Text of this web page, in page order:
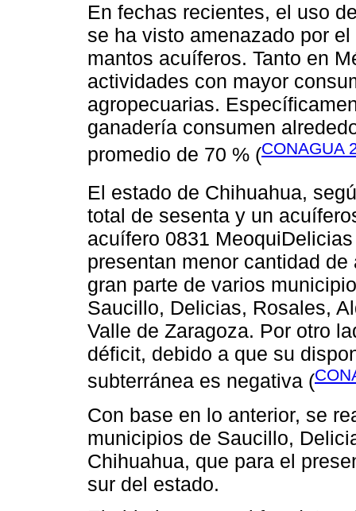
En fechas recientes, el uso
se ha visto amenazado por
mantos acuíferos. Tanto en
actividades con mayor
agropecuarias.
ganadería consumen
promedio de 70 % (CONAGUA
El estado de Chihuahua,
total de sesenta y un
acuífero 0831
presentan menor cantidad
gran parte de varios
Saucillo, Delicias, Rosales,
Valle de Zaragoza. Por otro
déficit, debido a que su
subterránea es negativa (
Con base en lo anterior, se
municipios de Saucillo,
Chihuahua, que para el
sur del estado.